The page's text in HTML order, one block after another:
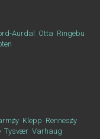
Aurdal Otta Ringebu
Klepp Rennesøy
Tysvær Varhaug